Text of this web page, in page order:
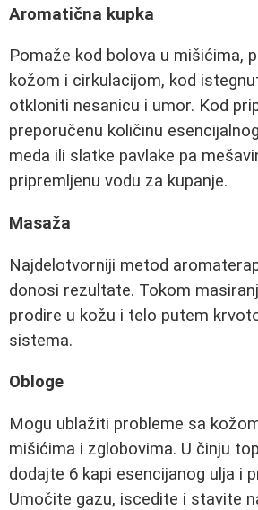
Aromatična kupka
Pomaže kod bolova u mišićima,
kožom i cirkulacijom, kod
otkloniti nesanicu i umor. Kod
preporučenu količinu
meda ili slatke pavlake pa
pripremljenu vodu za kupanje.
Masaža
Najdelotvorniji metod
donosi rezultate. Tokom
prodire u kožu i telo putem
sistema.
Obloge
Mogu ublažiti probleme sa
mišićima i zglobovima. U činju
dodajte 6 kapi esencijanog ulja i
Umočite gazu, iscedite i stavite